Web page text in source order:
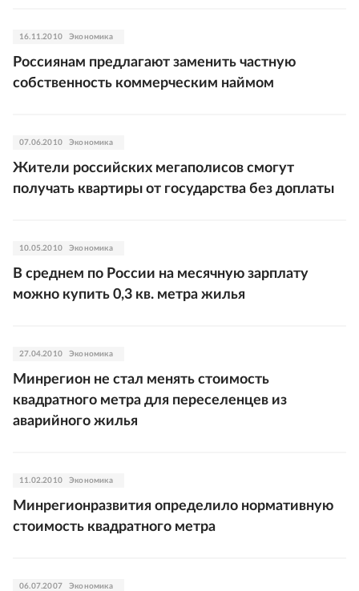
16.11.2010 Экономика
Россиянам предлагают заменить частную
собственность коммерческим наймом
07.06.2010 Экономика
Жители российских мегаполисов смогут
получать квартиры от государства без доплаты
10.05.2010 Экономика
В среднем по России на месячную зарплату
можно купить 0,3 кв. метра жилья
27.04.2010 Экономика
Минрегион не стал менять стоимость
квадратного метра для переселенцев из
аварийного жилья
11.02.2010 Экономика
Минрегионразвития определило нормативную
стоимость квадратного метра
06.07.2007 Экономика